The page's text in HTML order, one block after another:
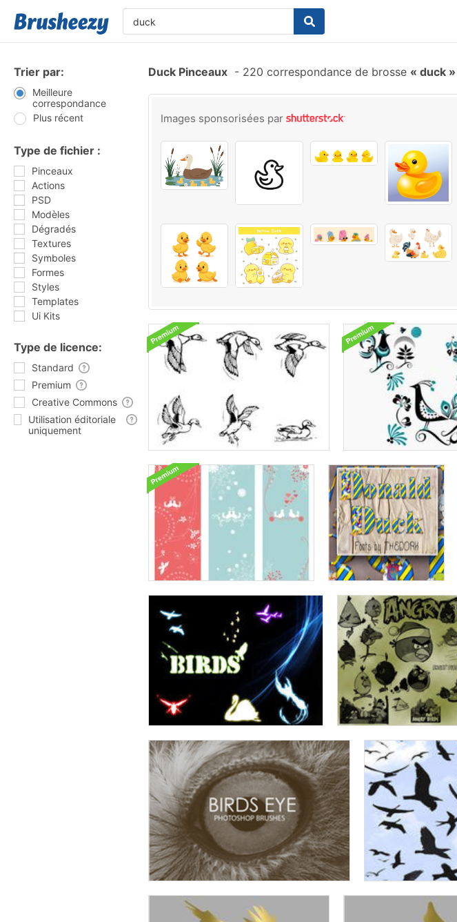
Trier par:
Meilleure
correspondance
Plus récent
Type de fichier :
Pinceaux
Actions
PSD
Modèles
Dégradés
Textures
Symboles
Formes
Styles
Templates
Ui Kits
Type de licence:
Standard
Premium
Creative Commons
Utilisation éditoriale
uniquement
Duck Pinceaux - 220 correspondance de brosse duck
Images sponsorisées par